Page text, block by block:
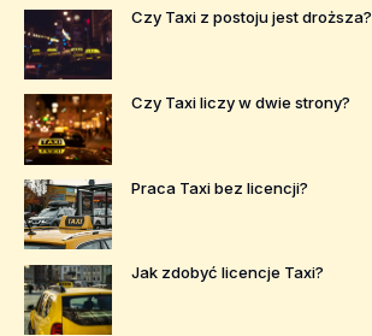
Czy Taxi z postoju jest droższa?
Czy Taxi liczy w dwie strony?
Praca Taxi bez licencji?
Jak zdobyć licencje Taxi?